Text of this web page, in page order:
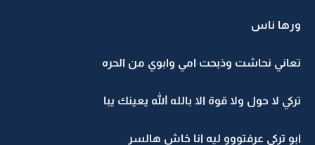
ورها ناس
تعاني نحاشت وذبحت امي وابوي من الحره
تركي لا حول ولا قوة الا بالله الله يعينك يبا
ابو تركي عرفتووو ليه انا خاش هالسر